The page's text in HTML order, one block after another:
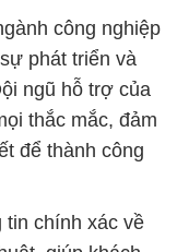
công nghiệp
phát triển và
ngũ hỗ trợ của
thắc mắc, đảm
để thành công
tin chính xác về